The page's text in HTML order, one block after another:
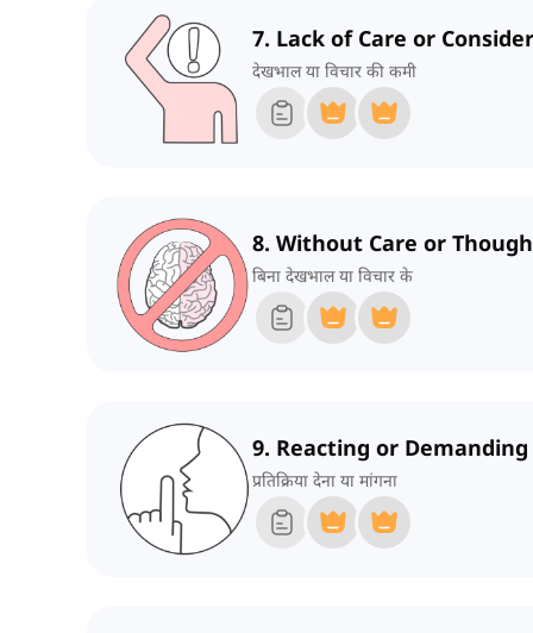
7. Lack of Care or
देखभाल या विचार की कमी
8. Without Care or
बिना देखभाल या विचार के
9. Reacting or Demanding
प्रतिक्रिया देना या मांगना